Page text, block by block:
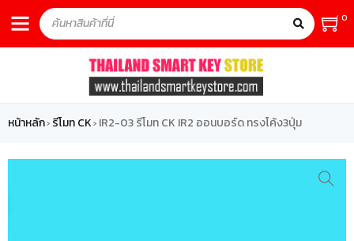
0
หน้าหลัก› รีโมท CK› IR2-03 รีโมท CK IR2 ออนบอร์ด ทรงโค้ง3ปุ่ม